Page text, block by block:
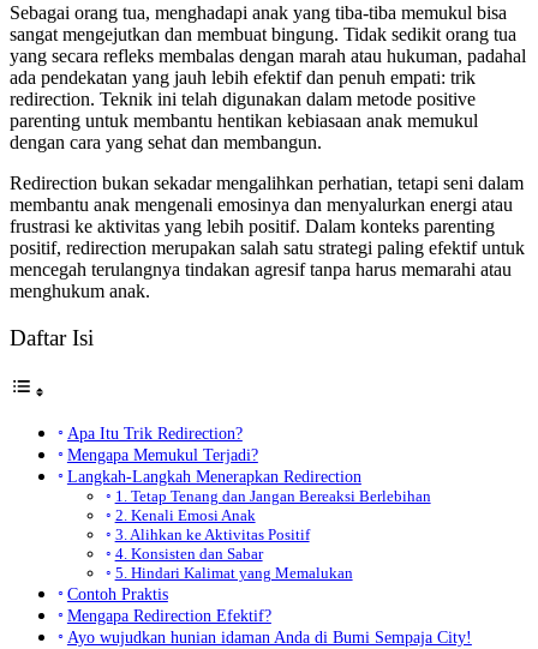
Sebagai orang tua, menghadapi anak yang tiba-tiba memukul bisa
sangat mengejutkan dan membuat bingung. Tidak sedikit orang tua
yang secara refleks membalas dengan marah atau hukuman, padahal
ada pendekatan yang jauh lebih efektif dan penuh empati: trik
redirection. Teknik ini telah digunakan dalam metode positive
parenting untuk membantu hentikan kebiasaan anak memukul
dengan cara yang sehat dan membangun.
Redirection bukan sekadar mengalihkan perhatian, tetapi seni dalam
membantu anak mengenali emosinya dan menyalurkan energi atau
frustrasi ke aktivitas yang lebih positif. Dalam konteks parenting
positif, redirection merupakan salah satu strategi paling efektif untuk
mencegah terulangnya tindakan agresif tanpa harus memarahi atau
menghukum anak.
Daftar Isi
Apa Itu Trik Redirection?
Mengapa Memukul Terjadi?
Langkah-Langkah Menerapkan Redirection
1. Tetap Tenang dan Jangan Bereaksi Berlebihan
2. Kenali Emosi Anak
3. Alihkan ke Aktivitas Positif
4. Konsisten dan Sabar
5. Hindari Kalimat yang Memalukan
Contoh Praktis
Mengapa Redirection Efektif?
Ayo wujudkan hunian idaman Anda di Bumi Sempaja City!